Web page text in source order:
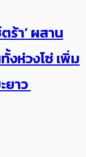
า’ ผสาน
งห่วงโซ่ เพิ่ม
ยาว